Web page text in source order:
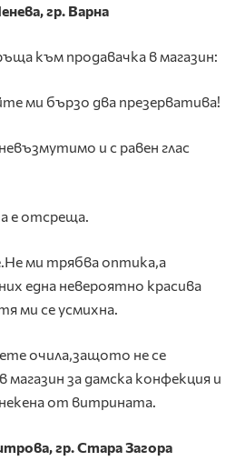
гр. Варна
към продавачка в магазин:
ми бързо два презерватива!
и с равен глас
е отсреща.
ми трябва оптика,а
една невероятно красива
ми се усмихна.
очила,защото не се
магазин за дамска конфекция и
от витрината.
гр. СтараЗагора